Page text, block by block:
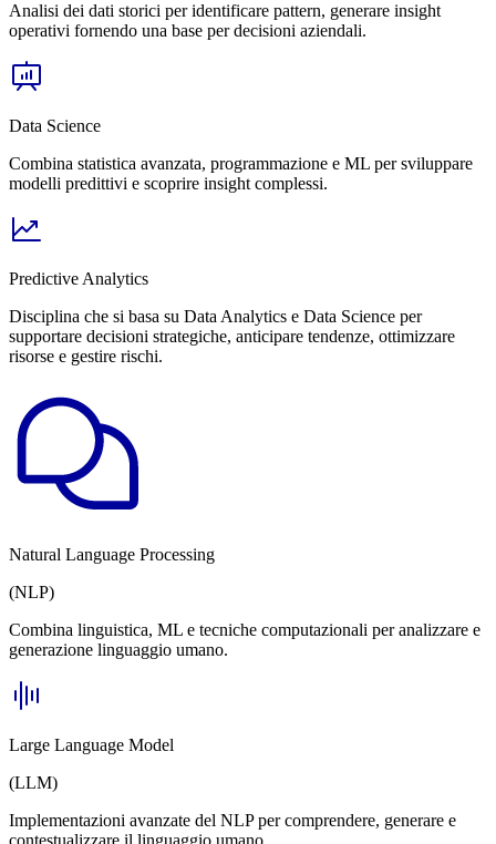
Analisi dei dati storici per identificare pattern, generare insight
operativi fornendo una base per decisioni aziendali.
Data Science
Combina statistica avanzata, programmazione e ML per sviluppare
modelli predittivi e scoprire insight complessi.
Predictive Analytics
Disciplina che si basa su Data Analytics e Data Science per
supportare decisioni strategiche, anticipare tendenze, ottimizzare
risorse e gestire rischi.
Natural Language Processing
(NLP)
Combina linguistica, ML e tecniche computazionali per analizzare e
generazione linguaggio umano.
Large Language Model
(LLM)
Implementazioni avanzate del NLP per comprendere, generare e